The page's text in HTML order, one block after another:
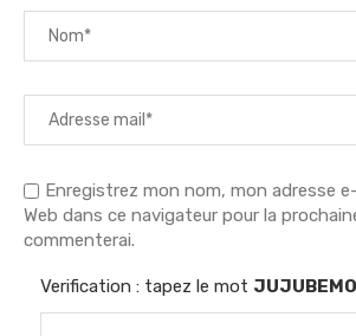
Enregistrez mon nom, mon adresse
Web dans ce navigateur pour la
commenterai.
Verification : tapez le mot